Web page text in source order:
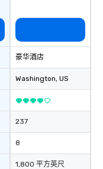
豪华酒店
Washington, US
237
8
1,800 平方英尺